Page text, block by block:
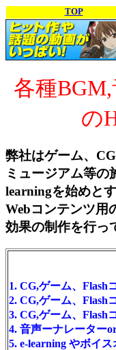
TOP
各種
の
弊社はゲーム、
ミュージアム等の
learningを始めと
Webコンテンツ用
効果の制作を行っ
1. CG,ゲーム、Flash
2. CG,ゲーム、Flash
3. CG,ゲーム、Flash
4. 音声ーナレーター
5. e-learning やボイ